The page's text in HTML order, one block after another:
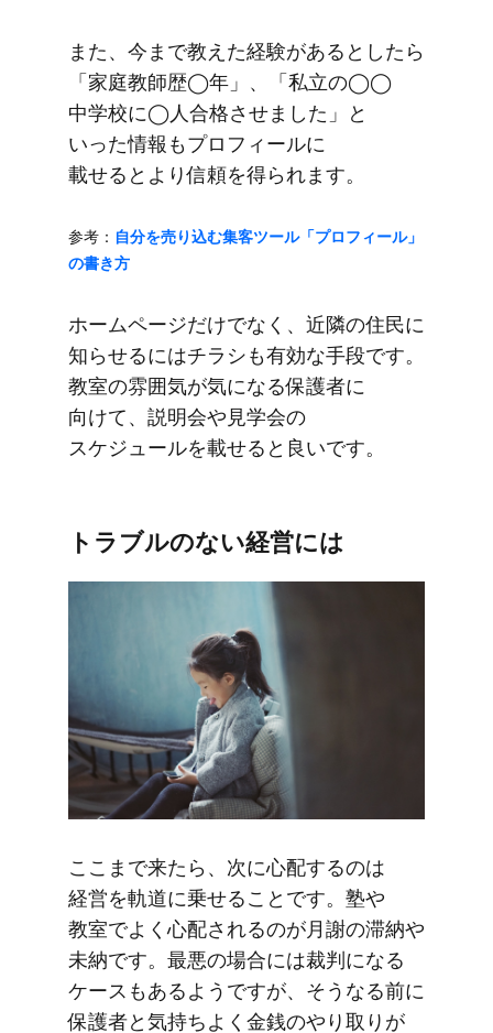
また、​今まで​教えた​経験が​あるとしたら​
「家庭教師歴◯年」、​「私立の​◯◯
中学校に​◯人合格させました」と​
いった​情報も​プロフィールに​
載せるとより​信頼を​得られます。
参考： 自分を​売り込む集客ツール​「プロフィール」
の​書き方
ホームページだけでなく、​近隣の​住民に​
知らせるには​チラシも​有効な​手段です。​
教室の​雰囲気が​気に​なる​保護者に​
向けて、​説明会や​見学会の​
スケジュールを​載せると​良いです。
トラブルの​ない​経営には
ここまで​来たら、​次に​心配するのは​
経営を​軌道に​乗せる​ことです。​塾や​
教室で​よく​心配されるのが​月謝の​滞納や​
未納です。​最悪の​場合には​裁判に​なる​
ケースも​あるようですが、​そうなる​前に​
保護者と​気持ちよく​金銭の​やり​取りが​